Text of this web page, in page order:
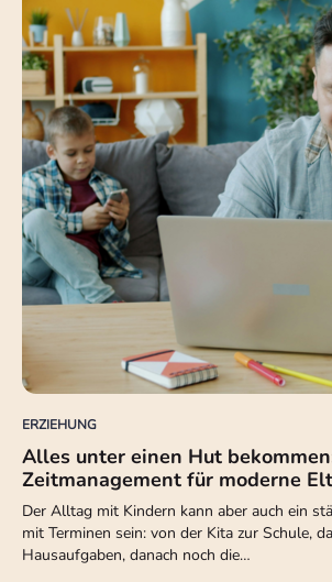
ERZIEHUNG
Alles unter einen Hut
Zeitmanagement für moderne
Der Alltag mit Kindern kann aber auch ein
mit Terminen sein: von der Kita zur Schule‚
Hausaufgaben‚ danach noch die…